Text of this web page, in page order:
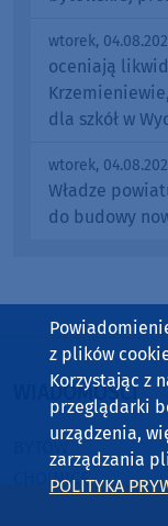
wtorek,
oceniają
dla szkół w
wtorek,
Władze
do budowy
WIADOMOŚCI
CHOJNICE
z plików
Korzystając z
przeglądarki
urządzenia,
zarządzania
POLITYKA